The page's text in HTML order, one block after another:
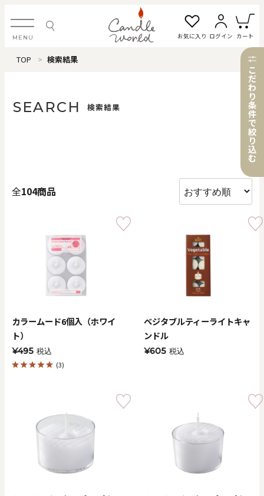
MENU お気に入り ログイン カート
ログイン・新規会員登録
#タグから探す
価格で探す
20000
OK
TOP 検索結果
SEARCH 検索結果
全104商品
カラームード6個入（ホワイ
ト）
¥495 税込
(3)
ベジタブルティーライトキャ
ンドル
¥605 税込
こ
だ
わ
り
条
件
で
絞
り
込
む